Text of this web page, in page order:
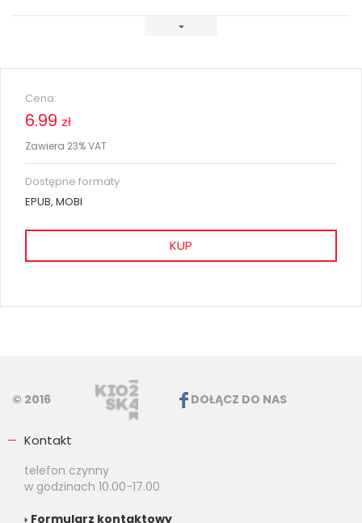
Cena:
6.99 zł
Zawiera 23% VAT
Dostępne formaty
EPUB, MOBI
KUP
© 2016 DOŁĄCZ DO NAS
Kontakt
telefon czynny
w godzinach 10.00-17.00
Formularz kontaktowy